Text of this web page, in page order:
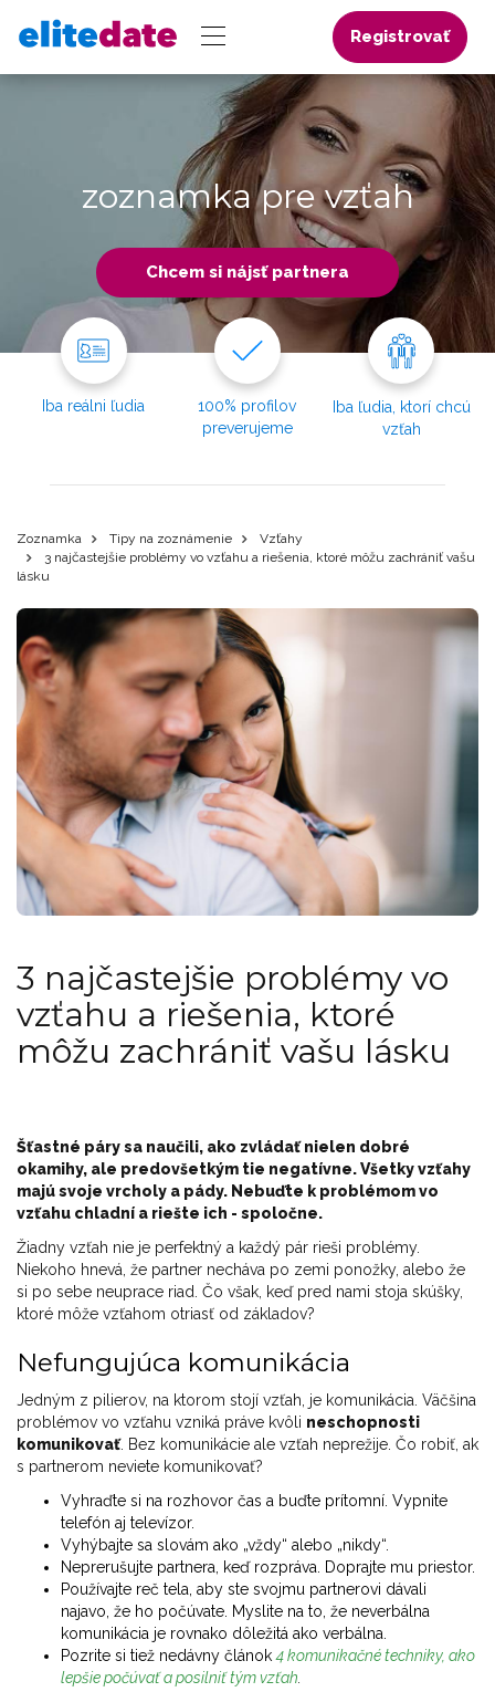
Registrovať
zoznamka pre vzťah
Chcem si nájsť partnera
Iba reálni ľudia
100% profilov
preverujeme
Iba ľudia, ktorí chcú
vzťah
Zoznamka Tipy na zoznámenie
Vzťahy
3 najčastejšie problémy vo vzťahu a riešenia, ktoré môžu zachrániť vašu
lásku
3 najčastejšie problémy vo
vzťahu a riešenia, ktoré
môžu zachrániť vašu lásku
Šťastné páry sa naučili, ako zvládať nielen dobré
okamihy, ale predovšetkým tie negatívne. Všetky vzťahy
majú svoje vrcholy a pády. Nebuďte k problémom vo
vzťahu chladní a riešte ich - spoločne.
Žiadny vzťah nie je perfektný a každý pár rieši problémy.
Niekoho hnevá, že partner necháva po zemi ponožky, alebo že
si po sebe neuprace riad. Čo však, keď pred nami stoja skúšky,
ktoré môže vzťahom otriasť od základov?
Nefungujúca komunikácia
Jedným z pilierov, na ktorom stojí vzťah, je komunikácia. Väčšina
problémov vo vzťahu vzniká práve kvôli neschopnosti
komunikovať. Bez komunikácie ale vzťah neprežije. Čo robiť, ak
s partnerom neviete komunikovať?
Vyhraďte si na rozhovor čas a buďte prítomní. Vypnite
telefón aj televízor.
Vyhýbajte sa slovám ako „vždy“ alebo „nikdy“.
Neprerušujte partnera, keď rozpráva. Doprajte mu priestor.
Používajte reč tela, aby ste svojmu partnerovi dávali
najavo, že ho počúvate. Myslite na to, že neverbálna
komunikácia je rovnako dôležitá ako verbálna.
Pozrite si tiež nedávny článok4 komunikačné techniky, ako
lepšie počúvať a posilniť tým vzťah.